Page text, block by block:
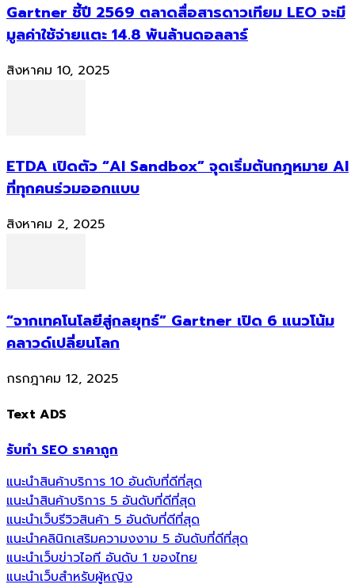
Gartner ชี้ปี 2569 ตลาดสื่อสารดาวเทียม LEO จะมี
มูลค่าใช้จ่ายแตะ 14.8 พันล้านดอลลาร์
สิงหาคม 10, 2025
ETDA เปิดตัว “AI Sandbox” จุดเริ่มต้นกฎหมาย AI
ที่ทุกคนร่วมออกแบบ
สิงหาคม 2, 2025
“จากเทคโนโลยีสู่กลยุทธ์” Gartner เปิด 6 แนวโน้ม
คลาวด์เปลี่ยนโลก
กรกฎาคม 12, 2025
Text ADS
รับทำ SEO ราคาถูก
แนะนำสินค้าบริการ 10 อันดับที่ดีที่สุด
แนะนำสินค้าบริการ 5 อันดับที่ดีที่สุด
แนะนำเว็บรีวิวสินค้า 5 อันดับที่ดีที่สุด
แนะนำคลินิกเสริมความงงาม 5 อันดับที่ดีที่สุด
แนะนำเว็บข่าวไอที อันดับ 1 ของไทย
แนะนำเว็บสำหรับผู้หญิง